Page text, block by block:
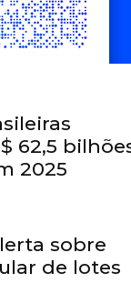
62,5
2025
sobre
de lotes